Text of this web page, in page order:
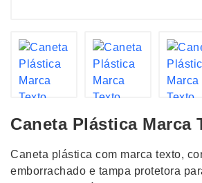
Caneta Plástica Marca
Caneta plástica com marca texto,
emborrachado e tampa protetora